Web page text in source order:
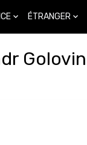
ÉTRANGER